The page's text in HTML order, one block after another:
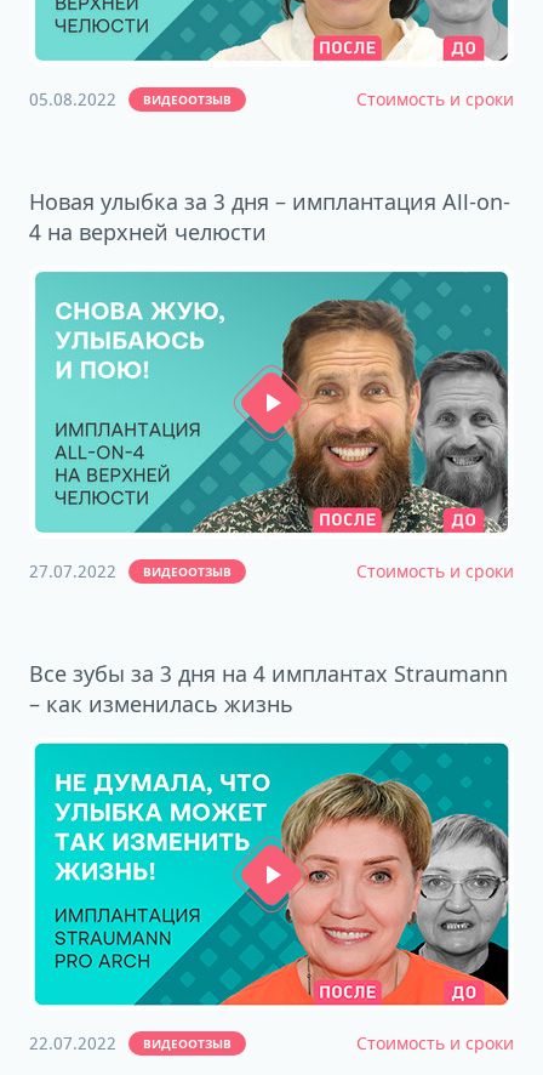
05.08.2022 ВИДЕООТЗЫВ Стоимость и сроки
Новая улыбка за 3 дня – имплантация All-on-
4 на верхней челюсти
27.07.2022 ВИДЕООТЗЫВ Стоимость и сроки
Все зубы за 3 дня на 4 имплантах Straumann
– как изменилась жизнь
22.07.2022 ВИДЕООТЗЫВ Стоимость и сроки